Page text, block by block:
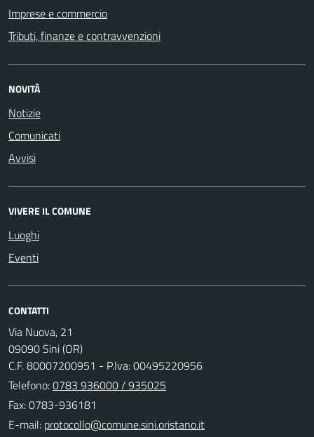
Imprese e commercio
Tributi, finanze e contravvenzioni
NOVITÀ
Notizie
Comunicati
Avvisi
VIVERE IL COMUNE
Luoghi
Eventi
CONTATTI
Via Nuova, 21
09090 Sini (OR)
C.F. 80007200951 - P.Iva: 00495220956
Telefono:0783 936000 / 935025
Fax: 0783-936181
E-mail: